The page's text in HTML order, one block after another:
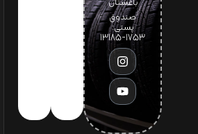
باغستان
صندوق
پستی:
1753-13185